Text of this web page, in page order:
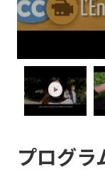
play
プログラ